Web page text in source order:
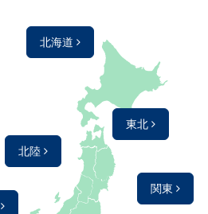
北海道
東北
関東
北陸